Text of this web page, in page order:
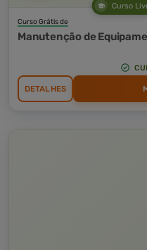
Curso
Curso Grátis de
Manutenção de
DETALHES